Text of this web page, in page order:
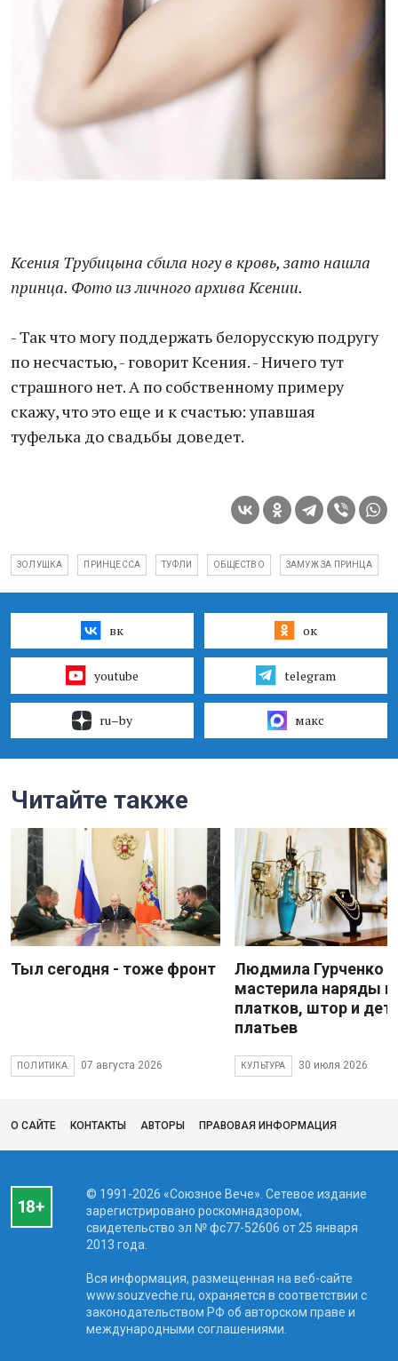
Ксения Трубицына сбила ногу в кровь, зато нашла
принца. Фото из личного архива Ксении.
- Так что могу поддержать белорусскую подругу
по несчастью, - говорит Ксения. - Ничего тут
страшного нет. А по собственному примеру
скажу, что это еще и к счастью: упавшая
туфелька до свадьбы доведет.
ЗОЛУШКА ПРИНЦЕССА ТУФЛИ ОБЩЕСТВО ЗАМУЖ ЗА ПРИНЦА
вк ок
youtube telegram
ru–by макс
Читайте также
Тыл сегодня - тоже фронт
ПОЛИТИКА 07 августа 2026
Людмила Гурченко
мастерила наряды
платков, штор и
платьев
КУЛЬТУРА 30 июля 2026
О САЙТЕ КОНТАКТЫ АВТОРЫ ПРАВОВАЯ ИНФОРМАЦИЯ
© 1991-2026 «Союзное Вече». Сетевое издание
зарегистрировано роскомнадзором,
свидетельство эл № фc77-52606 от 25 января
2013 года.
Вся информация, размещенная на веб-сайте
www.souzveche.ru, охраняется в соответствии с
законодательством РФ об авторском праве и
международными соглашениями.